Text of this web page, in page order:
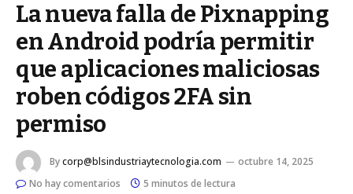
La nueva falla de Pixnapping
en Android podría permitir
que aplicaciones maliciosas
roben códigos 2FA sin
permiso
Bycorp@blsindustriaytecnologia.com
octubre 14, 2025
No hay comentarios
5 minutos de lectura